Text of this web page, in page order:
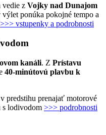
vedie z Vojky nad Dunajom
ponúka pokojné tempo a
>>> vstupenky a podrobnosti
kanáli. Z Prístavu
40-minútovú plavbu k
predstihu prenajať motorové
s lodivodom >>> podrobnosti